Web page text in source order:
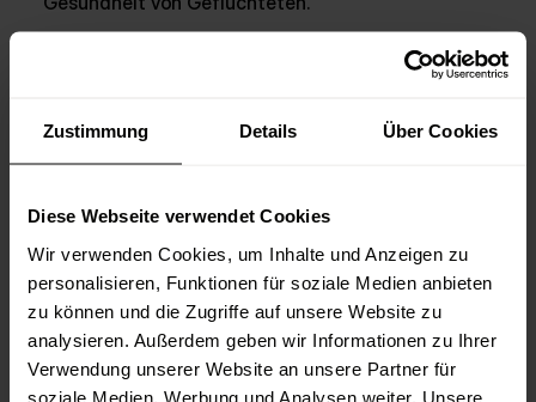
Zustimmung Details Über Cookies
Diese Webseite verwendet Cookies
Wir verwenden Cookies, um Inhalte und Anzeigen zu
personalisieren, Funktionen für soziale Medien anbieten
zu können und die Zugriffe auf unsere Website zu
analysieren. Außerdem geben wir Informationen zu Ihrer
Verwendung unserer Website an unsere Partner für
soziale Medien, Werbung und Analysen weiter. Unsere
Facharzt Training
Springer Medizin Verlag
Interaktiver Zugang zu medizinischem Fachwissen.
Die Facharzt-Training App bereit angehende
Fachärzte optimal auf ihre Prüfung vor.
E-Learning